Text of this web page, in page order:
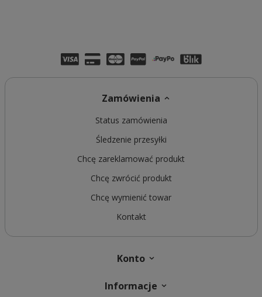
Zamówienia
Status zamówienia
Śledzenie przesyłki
Chcę zareklamować produkt
Chcę zwrócić produkt
Chcę wymienić towar
Kontakt
Konto
Informacje